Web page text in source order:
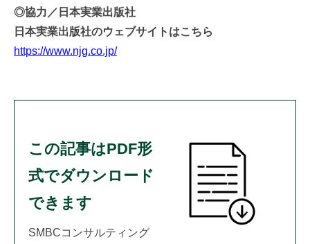
◎協力／日本実業出版社
日本実業出版社のウェブサイトはこちら
https://www.njg.co.jp/
この記事はPDF形
式でダウンロード
できます
SMBCコンサルティング